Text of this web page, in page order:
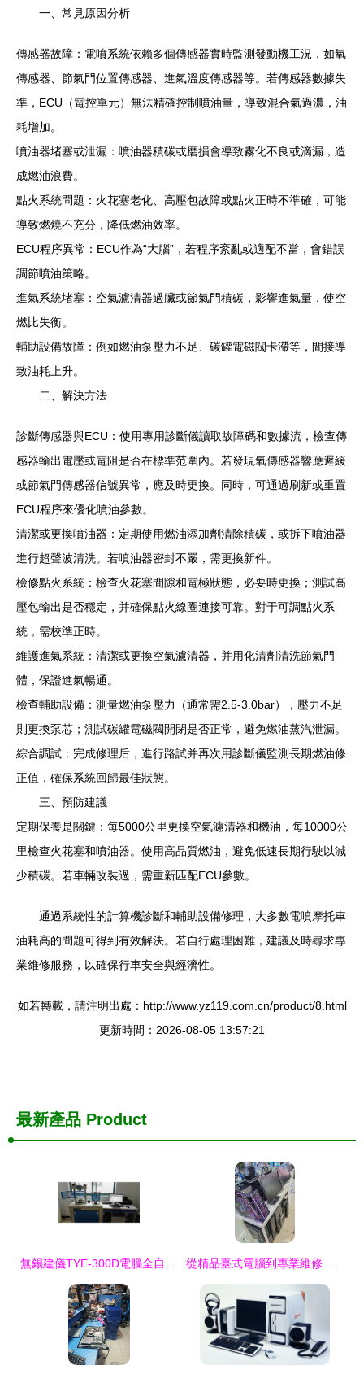
一、常見原因分析
傳感器故障：電噴系統依賴多個傳感器實時監測發動機工況，如氧
傳感器、節氣門位置傳感器、進氣溫度傳感器等。若傳感器數據失
準，ECU（電控單元）無法精確控制噴油量，導致混合氣過濃，油
耗增加。
噴油器堵塞或泄漏：噴油器積碳或磨損會導致霧化不良或滴漏，造
成燃油浪費。
點火系統問題：火花塞老化、高壓包故障或點火正時不準確，可能
導致燃燒不充分，降低燃油效率。
ECU程序異常：ECU作為“大腦”，若程序紊亂或適配不當，會錯誤
調節噴油策略。
進氣系統堵塞：空氣濾清器過臟或節氣門積碳，影響進氣量，使空
燃比失衡。
輔助設備故障：例如燃油泵壓力不足、碳罐電磁閥卡滯等，間接導
致油耗上升。
二、解決方法
診斷傳感器與ECU：使用專用診斷儀讀取故障碼和數據流，檢查傳
感器輸出電壓或電阻是否在標準范圍內。若發現氧傳感器響應遲緩
或節氣門傳感器信號異常，應及時更換。同時，可通過刷新或重置
ECU程序來優化噴油參數。
清潔或更換噴油器：定期使用燃油添加劑清除積碳，或拆下噴油器
進行超聲波清洗。若噴油器密封不嚴，需更換新件。
檢修點火系統：檢查火花塞間隙和電極狀態，必要時更換；測試高
壓包輸出是否穩定，并確保點火線圈連接可靠。對于可調點火系
統，需校準正時。
維護進氣系統：清潔或更換空氣濾清器，并用化清劑清洗節氣門
體，保證進氣暢通。
檢查輔助設備：測量燃油泵壓力（通常需2.5-3.0bar），壓力不足
則更換泵芯；測試碳罐電磁閥開閉是否正常，避免燃油蒸汽泄漏。
綜合調試：完成修理后，進行路試并再次用診斷儀監測長期燃油修
正值，確保系統回歸最佳狀態。
三、預防建議
定期保養是關鍵：每5000公里更換空氣濾清器和機油，每10000公
里檢查火花塞和噴油器。使用高品質燃油，避免低速長期行駛以減
少積碳。若車輛改裝過，需重新匹配ECU參數。
通過系統性的計算機診斷和輔助設備修理，大多數電噴摩托車
油耗高的問題可得到有效解決。若自行處理困難，建議及時尋求專
業維修服務，以確保行車安全與經濟性。
如若轉載，請注明出處：http://www.yz119.com.cn/product/8.html
更新時間：2026-08-05 13:57:21
最新產品 Product